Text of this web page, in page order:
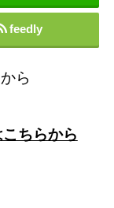
feedly
ら
ちらから